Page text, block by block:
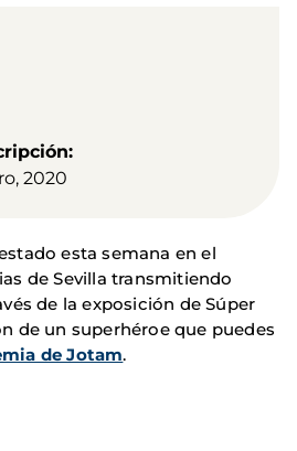
2020
esta semana en el
de Sevilla transmitiendo
de la exposición de Súper
de un superhéroe que puedes
de Jotam.